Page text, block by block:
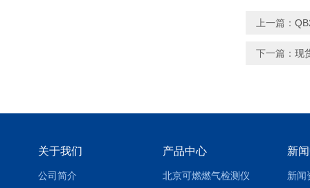
上一篇：
下一篇： 现
关于我们
公司简介
产品中心
北京可燃燃气检测仪
新
新闻